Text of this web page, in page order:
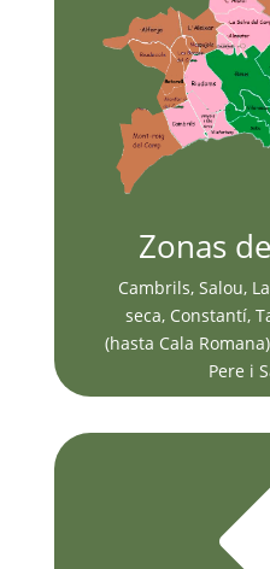
Zonas
Cambrils, Salou,
seca, Constantí,
(hasta Cala
Pere i